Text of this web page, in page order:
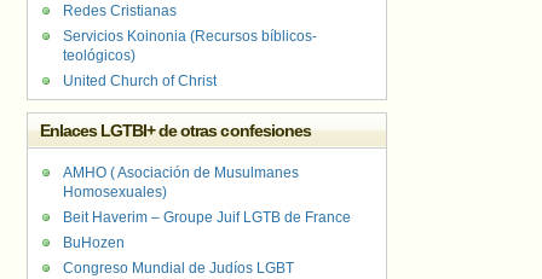
Redes Cristianas
Servicios Koinonia (Recursos bíblicos-
teológicos)
United Church of Christ
Enlaces LGTBI+ de otras confesiones
AMHO ( Asociación de Musulmanes
Homosexuales)
Beit Haverim – Groupe Juif LGTB de France
BuHozen
Congreso Mundial de Judíos LGBT